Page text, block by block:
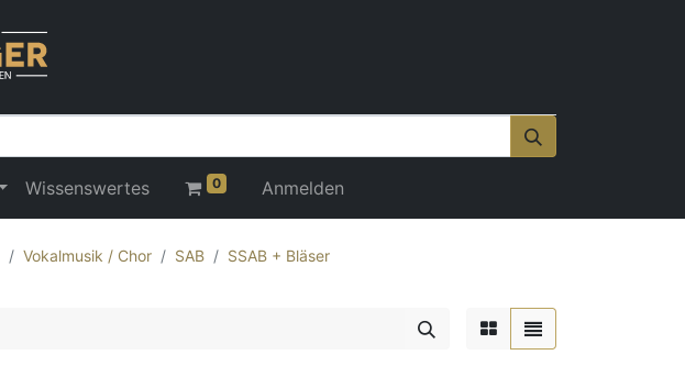
Wissenswertes 0 Anmelden
Vokalmusik / Chor SAB
SSAB + Bläser